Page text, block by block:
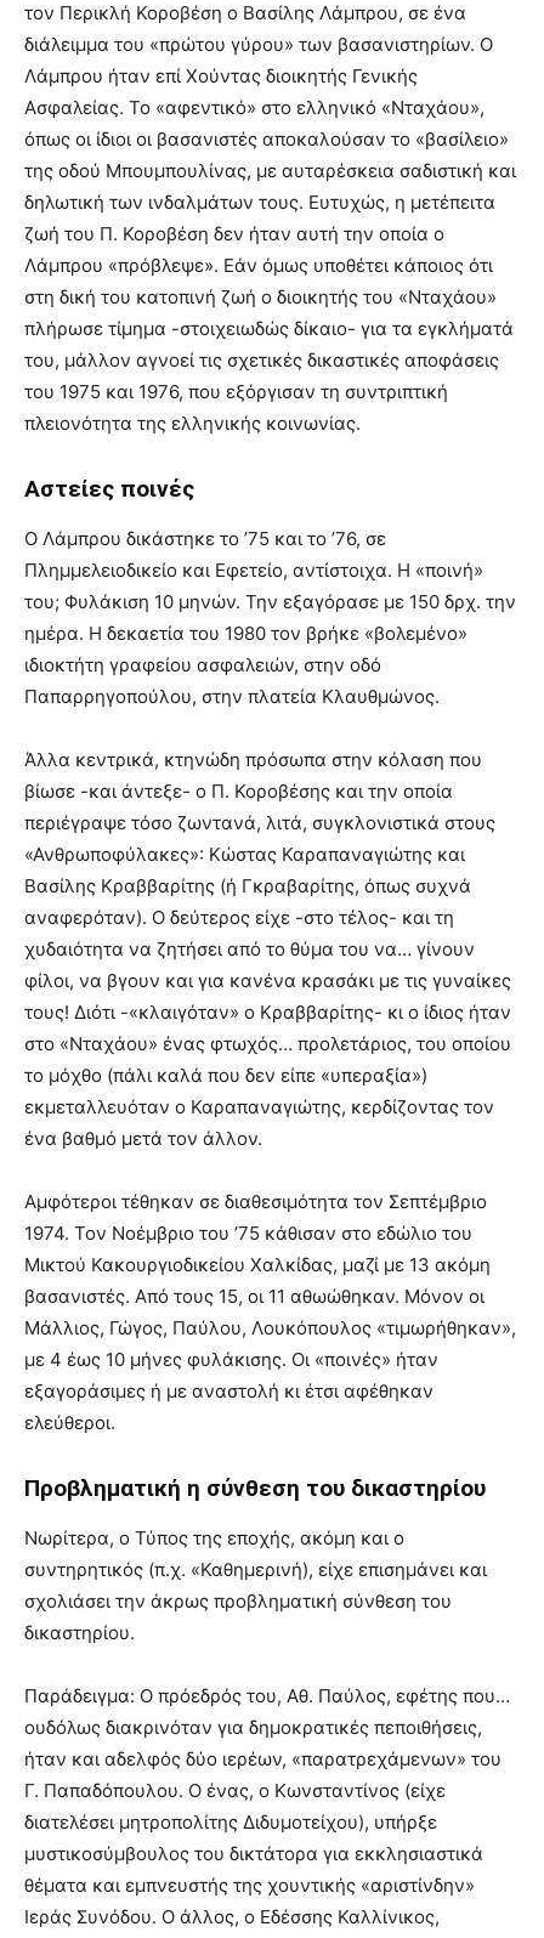
τον Περικλή Κοροβέση ο Βασίλης Λάμπρου, σε ένα
διάλειμμα του «πρώτου γύρου» των βασανιστηρίων. Ο
Λάμπρου ήταν επί Χούντας διοικητής Γενικής
Ασφαλείας. Το «αφεντικό» στο ελληνικό «Νταχάου»,
όπως οι ίδιοι οι βασανιστές αποκαλούσαν το «βασίλειο»
της οδού Μπουμπουλίνας, με αυταρέσκεια σαδιστική και
δηλωτική των ινδαλμάτων τους. Ευτυχώς, η μετέπειτα
ζωή του Π. Κοροβέση δεν ήταν αυτή την οποία ο
Λάμπρου «πρόβλεψε». Εάν όμως υποθέτει κάποιος ότι
στη δική του κατοπινή ζωή ο διοικητής του «Νταχάου»
πλήρωσε τίμημα -στοιχειωδώς δίκαιο- για τα εγκλήματά
του, μάλλον αγνοεί τις σχετικές δικαστικές αποφάσεις
του 1975 και 1976, που εξόργισαν τη συντριπτική
πλειονότητα της ελληνικής κοινωνίας.
Αστείες ποινές
Ο Λάμπρου δικάστηκε το ’75 και το ’76, σε
Πλημμελειοδικείο και Εφετείο, αντίστοιχα. Η «ποινή»
του; Φυλάκιση 10 μηνών. Την εξαγόρασε με 150 δρχ. την
ημέρα. Η δεκαετία του 1980 τον βρήκε «βολεμένο»
ιδιοκτήτη γραφείου ασφαλειών, στην οδό
Παπαρρηγοπούλου, στην πλατεία Κλαυθμώνος.
Άλλα κεντρικά, κτηνώδη πρόσωπα στην κόλαση που
βίωσε -και άντεξε- ο Π. Κοροβέσης και την οποία
περιέγραψε τόσο ζωντανά, λιτά, συγκλονιστικά στους
«Ανθρωποφύλακες»: Κώστας Καραπαναγιώτης και
Βασίλης Κραββαρίτης (ή Γκραβαρίτης, όπως συχνά
αναφερόταν). Ο δεύτερος είχε -στο τέλος- και τη
χυδαιότητα να ζητήσει από το θύμα του να… γίνουν
φίλοι, να βγουν και για κανένα κρασάκι με τις γυναίκες
τους! Διότι -«κλαιγόταν» ο Κραββαρίτης- κι ο ίδιος ήταν
στο «Νταχάου» ένας φτωχός… προλετάριος, του οποίου
το μόχθο (πάλι καλά που δεν είπε «υπεραξία»)
εκμεταλλευόταν ο Καραπαναγιώτης, κερδίζοντας τον
ένα βαθμό μετά τον άλλον.
Αμφότεροι τέθηκαν σε διαθεσιμότητα τον Σεπτέμβριο
1974. Τον Νοέμβριο του ’75 κάθισαν στο εδώλιο του
Μικτού Κακουργιοδικείου Χαλκίδας, μαζί με 13 ακόμη
βασανιστές. Από τους 15, οι 11 αθωώθηκαν. Μόνον οι
Μάλλιος, Γώγος, Παύλου, Λουκόπουλος «τιμωρήθηκαν»,
με 4 έως 10 μήνες φυλάκισης. Οι «ποινές» ήταν
εξαγοράσιμες ή με αναστολή κι έτσι αφέθηκαν
ελεύθεροι.
Προβληματική η σύνθεση του δικαστηρίου
Νωρίτερα, ο Τύπος της εποχής, ακόμη και ο
συντηρητικός (π.χ. «Καθημερινή), είχε επισημάνει και
σχολιάσει την άκρως προβληματική σύνθεση του
δικαστηρίου.
Παράδειγμα: Ο πρόεδρός του, Αθ. Παύλος, εφέτης που…
ουδόλως διακρινόταν για δημοκρατικές πεποιθήσεις,
ήταν και αδελφός δύο ιερέων, «παρατρεχάμενων» του
Γ. Παπαδόπουλου. Ο ένας, ο Κωνσταντίνος (είχε
διατελέσει μητροπολίτης Διδυμοτείχου), υπήρξε
μυστικοσύμβουλος του δικτάτορα για εκκλησιαστικά
θέματα και εμπνευστής της χουντικής «αριστίνδην»
Ιεράς Συνόδου. Ο άλλος, ο Εδέσσης Καλλίνικος,